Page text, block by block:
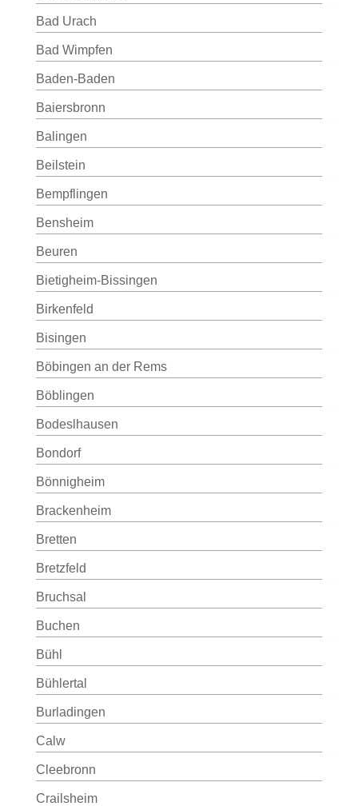
Bad Urach
Bad Wimpfen
Baden-Baden
Baiersbronn
Balingen
Beilstein
Bempflingen
Bensheim
Beuren
Bietigheim-Bissingen
Birkenfeld
Bisingen
Böbingen an der Rems
Böblingen
Bodeslhausen
Bondorf
Bönnigheim
Brackenheim
Bretten
Bretzfeld
Bruchsal
Buchen
Bühl
Bühlertal
Burladingen
Calw
Cleebronn
Crailsheim